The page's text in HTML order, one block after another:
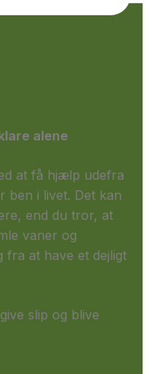
alene
at få hjælp udefra
ben i livet. Det kan
end du tror, at
vaner og
fra at have et dejligt
slip og blive